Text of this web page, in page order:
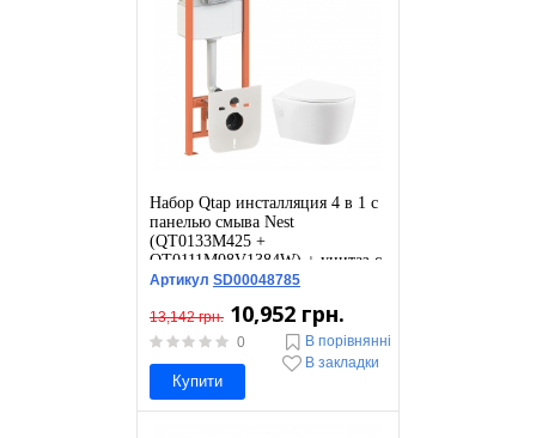
Набор Qtap инсталляция 4 в 1 с
панелью смыва Nest
(QT0133M425 +
QT0111M08V1384W) + унитаз с
сиденьем Leo QT11331002ERW
Артикул SD00048785
13,142 грн. 10,952 грн.
0
Купити
В порівнянні
В закладки